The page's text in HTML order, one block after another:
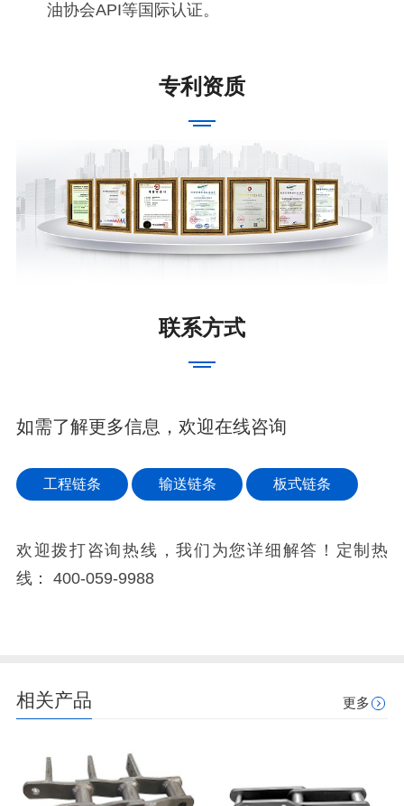
油协会API等国际认证。
专利资质
联系方式
如需了解更多信息，欢迎在线咨询
工程链条 输送链条 板式链条
欢迎拨打咨询热线，我们为您详细解答！定制热
线： 400-059-9988
相关产品 更多